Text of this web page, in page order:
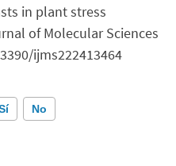
in plant stress
of Molecular Sciences
ijms222413464
No
incorrecta